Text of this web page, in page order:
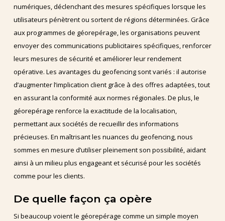
numériques, déclenchant des mesures spécifiques lorsque les
utilisateurs pénètrent ou sortent de régions déterminées. Grâce
aux programmes de géorepérage, les organisations peuvent
envoyer des communications publicitaires spécifiques, renforcer
leurs mesures de sécurité et améliorer leur rendement
opérative. Les avantages du geofencing sont variés : il autorise
d’augmenter l’implication client grâce à des offres adaptées, tout
en assurant la conformité aux normes régionales. De plus, le
géorepérage renforce la exactitude de la localisation,
permettant aux sociétés de recueillir des informations
précieuses. En maîtrisant les nuances du geofencing, nous
sommes en mesure d’utiliser pleinement son possibilité, aidant
ainsi à un milieu plus engageant et sécurisé pour les sociétés
comme pour les clients.
De quelle façon ça opère
Si beaucoup voient le géorepérage comme un simple moyen